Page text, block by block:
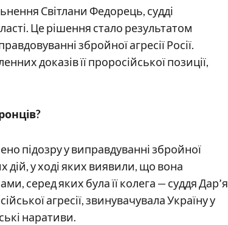
Світлани Федорець, судді
Це рішення стало результатом
збройної агресії Росії.
доказів її проросійської позиції,
підозру у виправдуванні збройної
дій, у ході яких виявили, що вона
серед яких була її колега — суддя Дар’я
агресії, звинувачувала Україну у
наративи.